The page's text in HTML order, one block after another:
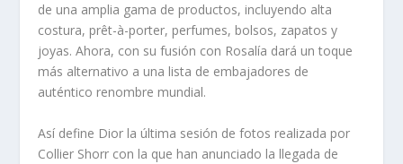
de una amplia gama de productos, incluyendo alta
costura, prêt-à-porter, perfumes, bolsos, zapatos y
joyas. Ahora, con su fusión con Rosalía dará un toque
más alternativo a una lista de embajadores de
auténtico renombre mundial.
Así define Dior la última sesión de fotos realizada por
Collier Shorr con la que han anunciado la llegada de